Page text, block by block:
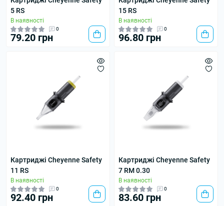
5 RS
В наявності
0
79.20 грн
15 RS
В наявності
0
96.80 грн
Картриджі Cheyenne Safety
11 RS
В наявності
0
92.40 грн
Картриджі Cheyenne Safety
7 RM 0.30
В наявності
0
83.60 грн